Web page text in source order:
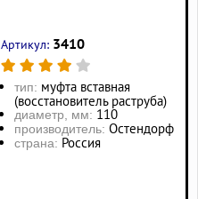
Артикул: 3410
тип: муфта вставная
(восстановитель раструба)
диаметр, мм: 110
производитель: Остендорф
страна: Россия